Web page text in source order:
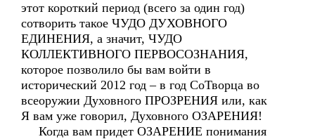
этот короткий период (всего за один год)
сотворить такое ЧУДО ДУХОВНОГО
ЕДИНЕНИЯ, а значит, ЧУДО
КОЛЛЕКТИВНОГО ПЕРВОСОЗНАНИЯ,
которое позволило бы вам войти в
исторический 2012 год – в год СоТворца во
всеоружии Духовного ПРОЗРЕНИЯ или, как
Я вам уже говорил, Духовного ОЗАРЕНИЯ!
Когда вам придет ОЗАРЕНИЕ понимания